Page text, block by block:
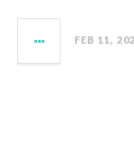
FEB 11,